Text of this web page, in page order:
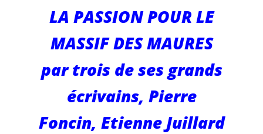
LA PASSION POUR LE
MASSIF DES MAURES
par trois de ses grands
écrivains, Pierre
Foncin, Etienne Juillard